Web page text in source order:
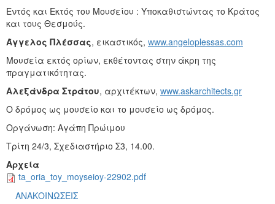
Εντός και Εκτός του Μουσείου : Υποκαθιστώντας το Κράτος
και τους Θεσμούς.
Άγγελος Πλέσσας, εικαστικός, www.angeloplessas.com
Μουσεία εκτός ορίων, εκθέτοντας στην άκρη της
πραγματικότητας.
Αλεξάνδρα Στράτου, αρχιτέκτων, www.askarchitects.gr
Ο δρόμος ως μουσείο και το μουσείο ως δρόμος.
Οργάνωση: Αγάπη Πρώιμου
Τρίτη 24/3, Σχεδιαστήριο Σ3, 14.00.
Αρχεία
ta_oria_toy_moyseioy-22902.pdf
ΑΝΑΚΟΙΝΩΣΕΙΣ